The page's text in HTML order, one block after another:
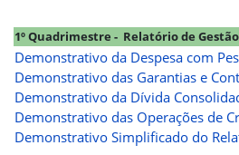
1º Quadrimestre - Relatório de Gestão
Demonstrativo da Despesa com
Demonstrativo das Garantias e
Demonstrativo da Dívida
Demonstrativo das Operações de
Demonstrativo Simplificado do